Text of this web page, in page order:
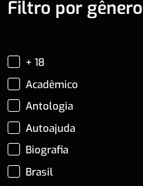
Filtro por gênero
+ 18
Acadêmico
Antologia
Autoajuda
Biografia
Brasil